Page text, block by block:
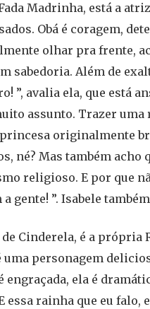
Madrinha, está a
Obá é coragem,
olhar pra frente,
sabedoria. Além de
”, avalia ela, que está
assunto. Trazer
originalmente
né? Mas também
religioso. E por que
gente! ”. Isabele
de Cinderela, é a própria
uma personagem
engraçada, ela é
essa rainha que eu falo,